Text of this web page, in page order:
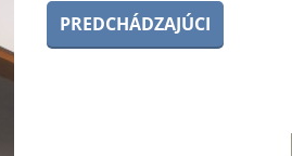
PREDCHÁDZAJÚCI